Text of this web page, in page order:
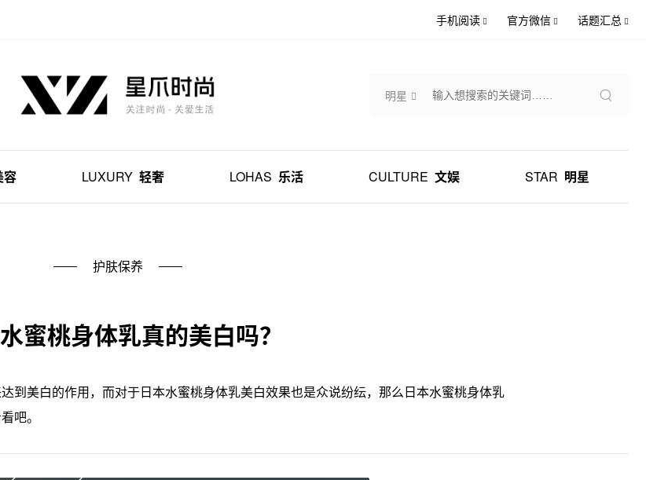
手机阅读 官方微信 话题汇总
明星
容 LUXURY 轻奢 LOHAS 乐活 CULTURE 文娱 STAR 明星
护肤保养
蜜桃身体乳真的美白吗？
到美白的作用，而对于日本水蜜桃身体乳美白效果也是众说纷纭，那么日本水蜜桃身体乳
吧。